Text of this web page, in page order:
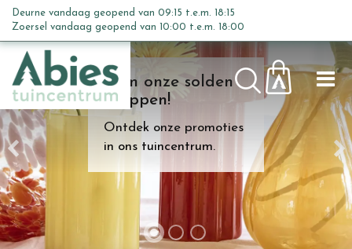
n
c
o
n
t
e
n
t
Kom onze solden
shoppen!
Ontdek onze promoties
in ons tuincentrum.
Deurne vandaag geopend van 09:15 t.e.m. 18:15
Zoersel vandaag geopend van 10:00 t.e.m. 18:00